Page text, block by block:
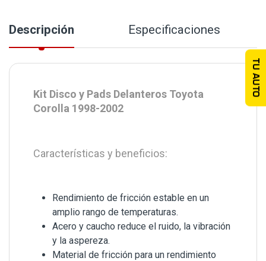
Descripción Especificaciones
Kit Disco y Pads Delanteros Toyota
Corolla 1998-2002
Características y beneficios:
Rendimiento de fricción estable en un
amplio rango de temperaturas.
Acero y caucho reduce el ruido, la vibración
y la aspereza.
Material de fricción para un rendimiento
TU AUTO